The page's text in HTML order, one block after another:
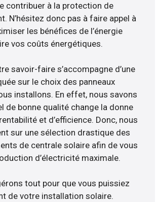
contribuer à la protection de
N’hésitez donc pas à faire appel à
les bénéfices de l’énergie
vos coûts énergétiques.
savoir-faire s’accompagne d’une
sur le choix des panneaux
installons. En effet, nous savons
de bonne qualité change la donne
et d’efficience. Donc, nous
sur une sélection drastique des
de centrale solaire afin de vous
d’électricité maximale.
tout pour que vous puissiez
de votre installation solaire.